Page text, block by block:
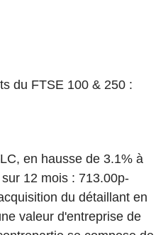
du FTSE 100 & 250 :
en hausse de 3.1% à
12 mois : 713.00p-
du détaillant en
valeur d'entreprise de